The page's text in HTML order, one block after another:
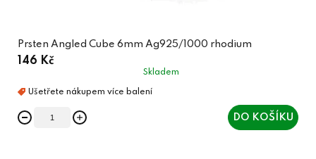
Prsten Angled Cube 6mm Ag925/1000 rhodium
146 Kč
Skladem
DO KOŠÍKU